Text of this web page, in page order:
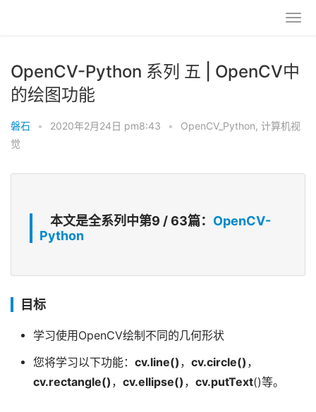
OpenCV-Python 系列 五 | OpenCV中
的绘图功能
磐石 • 2020年2月24日 pm8:43 • OpenCV_Python, 计算机视
觉
本文是全系列中第9 / 63篇： OpenCV-
Python
目标
学习使用OpenCV绘制不同的几何形状
您将学习以下功能： cv.line() ， cv.circle() ，
cv.rectangle() ， cv.ellipse() ， cv.putText()等。